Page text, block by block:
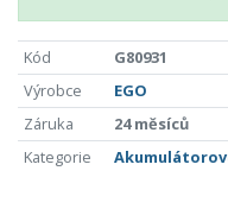
Kód
G80931
Výrobce
EGO
Záruka
24 měsíců
Kategorie